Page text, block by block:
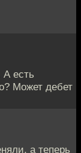
есть
Может дебет
а теперь